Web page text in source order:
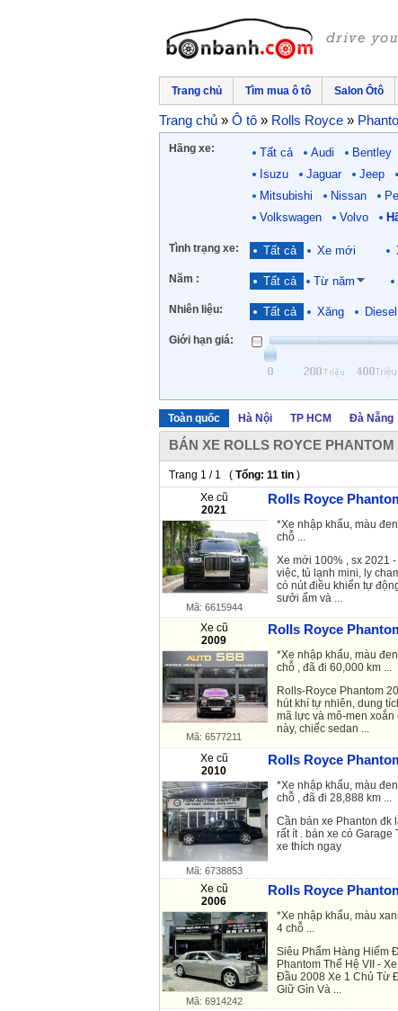
Trang chủ Tìm mua ô tô Salon Ôtô
Trang chủ » Ô tô » Rolls Royce »
Hãng xe: Tất cả Audi Bentley
Isuzu
Jaguar Jeep
Mitsubishi
Nissan
Volkswagen
Volvo
Tình trạng xe: Tất cả Xe mới
Năm : Tất cả Từ năm
Nhiên liệu: Tất cả Xăng Diesel
Giới hạn giá:
Toàn quốc Hà Nội TP HCM Đà Nẵng
BÁN XE ROLLS ROYCE PHANTOM
Trang 1 / 1 ( Tổng: 11 tin )
Xe cũ
2021
Rolls Royce
Mã: 6615944
*Xe nhập khẩu, màu
chỗ ...
Xe mới 100% , sx 2021
việc, tủ lạnh mini, ly
có nút điều khiển tự
sưởi ấm và ...
Xe cũ
2009
Rolls Royce
Mã: 6577211
*Xe nhập khẩu, màu
chỗ , đã đi 60,000 km ...
Rolls-Royce Phantom
hút khí tự nhiên, dung
mã lực và mô-men
này, chiếc sedan ...
Xe cũ
2010
Rolls Royce
Mã: 6738853
*Xe nhập khẩu, màu
chỗ , đã đi 28,888 km ...
Cần bán xe Phanton đk
rất ít . bán xe có Garage
xe thích ngay
Xe cũ
2006
Rolls Royce
Mã: 6914242
*Xe nhập khẩu, màu
4 chỗ ...
Siêu Phẩm Hàng Hiếm
Phantom Thế Hệ VII -
Đầu 2008 Xe 1 Chủ Từ
Giữ Gìn Và ...